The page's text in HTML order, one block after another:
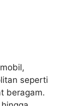
seperti
beragam.